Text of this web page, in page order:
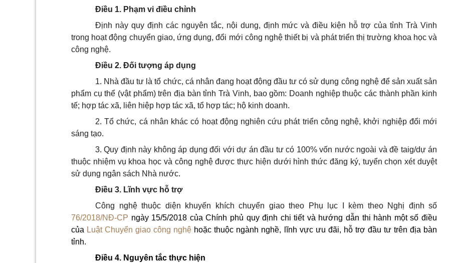
Điều 1. Phạm vi điều chỉnh
Định này quy định các nguyên tắc, nội dung, định mức và điều kiện hỗ trợ của tỉnh Trà Vinh
trong hoạt động chuyển giao, ứng dụng, đổi mới công nghệ thiết bị và phát triển thị trường khoa học và
công nghệ.
Điều 2. Đối tượng áp dụng
1. Nhà đầu tư là tổ chức, cá nhân đang hoạt động đầu tư có sử dụng công nghệ để sản xuất sản
phẩm cụ thể (vật phẩm) trên địa bàn tỉnh Trà Vinh, bao gồm: Doanh nghiệp thuộc các thành phần kinh
tế; hợp tác xã, liên hiệp hợp tác xã, tổ hợp tác; hộ kinh doanh.
2. Tổ chức, cá nhân khác có hoạt động nghiên cứu phát triển công nghệ, khởi nghiệp đổi mới
sáng tạo.
3. Quy định này không áp dụng đối với dự án đầu tư có 100% vốn nước ngoài và đề taig/dự án
thuộc nhiệm vụ khoa học và công nghệ được thực hiện dưới hình thức đăng ký, tuyển chọn xét duyệt
sử dụng ngân sách Nhà nước.
Điều 3. Lĩnh vực hỗ trợ
Công nghệ thuộc diện khuyến khích chuyển giao theo Phụ lục I kèm theo Nghị định số
76/2018/NĐ-CP ngày 15/5/2018 của Chính phủ quy định chi tiết và hướng dẫn thi hành một số điều
của Luật Chuyển giao công nghệ hoặc thuộc ngành nghề, lĩnh vực ưu đãi, hỗ trợ đầu tư trên địa bàn
tỉnh.
Điều 4. Nguyên tắc thực hiện